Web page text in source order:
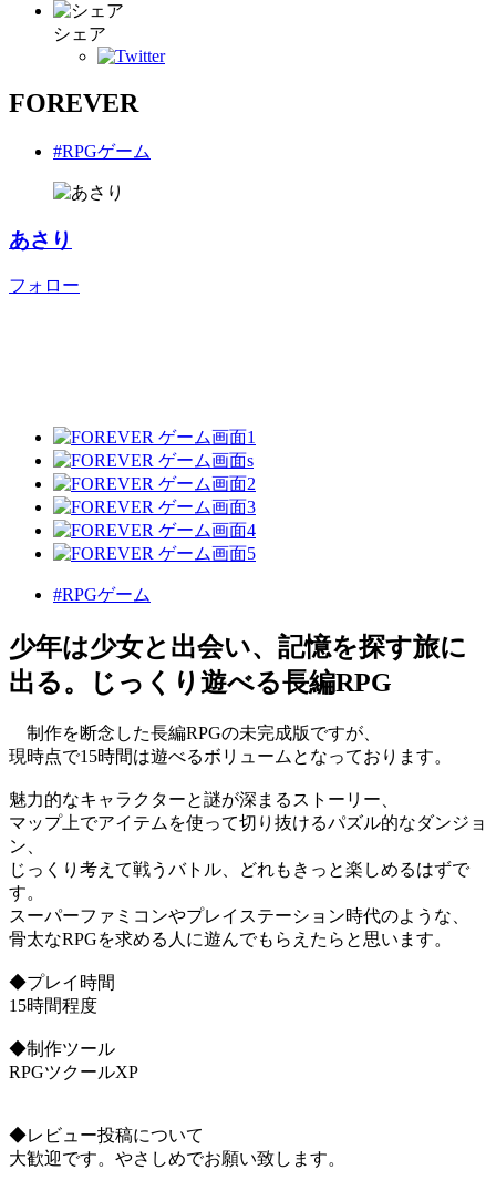
シェア
FOREVER
#RPGゲーム
あさり
フォロー
#RPGゲーム
少年は少女と出会い、記憶を探す旅に
出る。じっくり遊べる長編RPG
制作を断念した長編RPGの未完成版ですが、
現時点で15時間は遊べるボリュームとなっております。
魅力的なキャラクターと謎が深まるストーリー、
マップ上でアイテムを使って切り抜けるパズル的なダンジョ
ン、
じっくり考えて戦うバトル、どれもきっと楽しめるはずで
す。
スーパーファミコンやプレイステーション時代のような、
骨太なRPGを求める人に遊んでもらえたらと思います。
◆プレイ時間
15時間程度
◆制作ツール
RPGツクールXP
◆レビュー投稿について
大歓迎です。やさしめでお願い致します。